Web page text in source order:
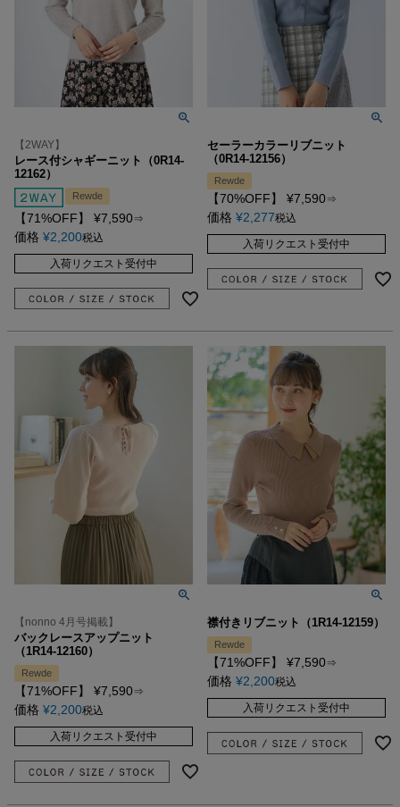
【2WAY】
レース付シャギーニット（0R14-
12162）
Rewde
【71%OFF】 ¥7,590⇒
価格 ¥2,200税込
入荷リクエスト受付中
セーラーカラーリブニット
（0R14-12156）
Rewde
【70%OFF】 ¥7,590⇒
価格 ¥2,277税込
入荷リクエスト受付中
【nonno 4月号掲載】
バックレースアップニット
（1R14-12160）
Rewde
【71%OFF】 ¥7,590⇒
価格 ¥2,200税込
入荷リクエスト受付中
襟付きリブニット（1R14-12159）
Rewde
【71%OFF】 ¥7,590⇒
価格 ¥2,200税込
入荷リクエスト受付中